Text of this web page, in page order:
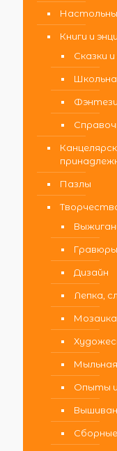
Книги и
Сказки
Пазлы
Гравюры
Дизайн
Лепка,
Мозаика
Опыты